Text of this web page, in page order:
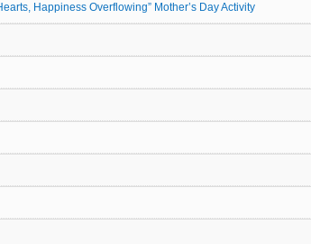
Happiness Overflowing” Mother’s Day Activity